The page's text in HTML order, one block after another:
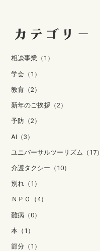
相談事業（1）
学会（1）
教育（2）
新年のご挨拶（2）
予防（2）
AI（3）
ユニバーサルツーリズム（17）
介護タクシー（10）
別れ（1）
ＮＰＯ（4）
難病（0）
本（1）
節分（1）